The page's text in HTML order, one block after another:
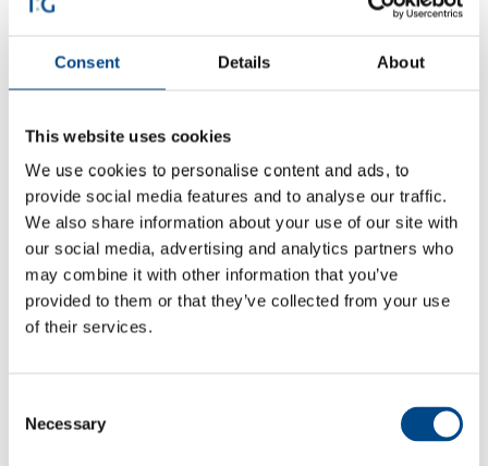
Consent Details About
This website uses cookies
We use cookies to personalise content and ads, to
provide social media features and to analyse our traffic.
We also share information about your use of our site with
our social media, advertising and analytics partners who
may combine it with other information that you’ve
provided to them or that they’ve collected from your use
of their services.
Selection
Necessary
Planetenrädern aus Metall ausgestattet. Überprüfungen nach
feststellbaren Verschleiß. „Damit waren die Voraussetzungen
gegeben“ berichtet Nacci. Die Maschinen würden zwar zumeist
erläutert Marco Ugolini, dennoch sei ein leiser Lauf zunehmend
nachgefragt, auch um die Maschinen verlässlich innerhalb von
Gebäuden betreiben zu können.An diesem Punkt spielt das voll
modulare Getriebesystem erneut seine Vorteile aus: So besitzt
es die Variabilität, die Metall Planetenräder mit solchen aus
Kunststoff zu substituieren, deren Qualität und Haltbarkeit in
direkt auf das Getriebe trifft, sorgen nun duktile Planetenräder
aus Kunststoff für die erste Untersetzung bei noch geringem